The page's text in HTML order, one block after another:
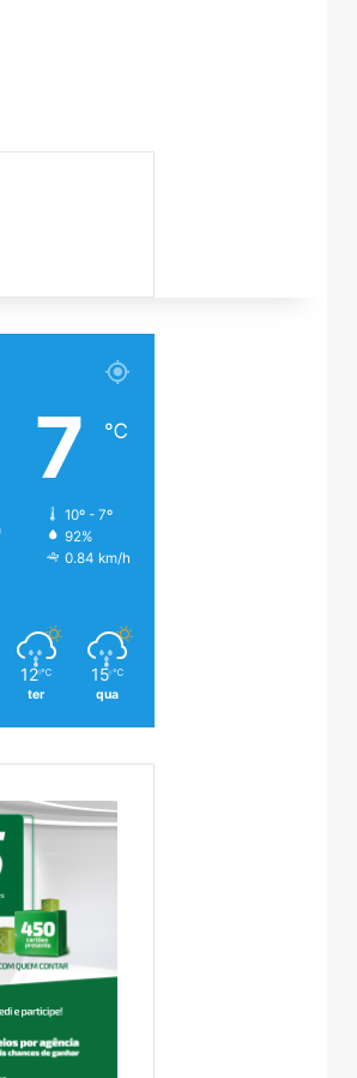
7 ℃
10º - 7º
92%
0.84 km/h
12 ℃
ter
15 ℃
qua